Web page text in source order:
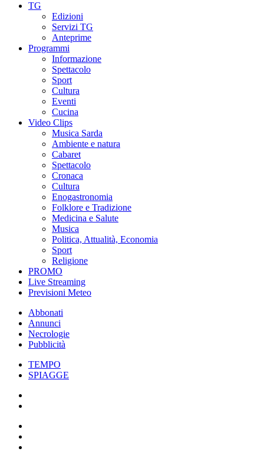
TG
Edizioni
Servizi TG
Anteprime
Programmi
Informazione
Spettacolo
Sport
Cultura
Eventi
Cucina
Video Clips
Musica Sarda
Ambiente e natura
Cabaret
Spettacolo
Cronaca
Cultura
Enogastronomia
Folklore e Tradizione
Medicina e Salute
Musica
Politica, Attualità, Economia
Sport
Religione
PROMO
Live Streaming
Previsioni Meteo
Abbonati
Annunci
Necrologie
Pubblicità
TEMPO
SPIAGGE